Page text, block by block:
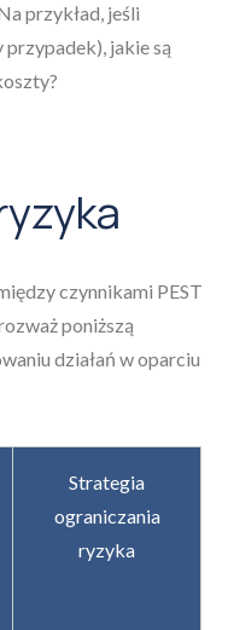
przykład, jeśli
jakie są
czynnikami PEST
poniższą
działań w oparciu
Strategia
ograniczania
ryzyka